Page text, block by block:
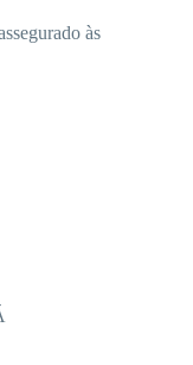
às